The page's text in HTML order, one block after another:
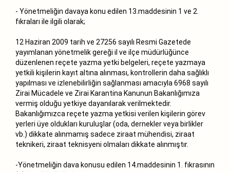
- Yönetmeliğin davaya konu edilen 13.maddesinin 1 ve 2.
fıkraları ile ilgili olarak;
12 Haziran 2009 tarih ve 27256 sayılı Resmi Gazetede
yayımlanan yönetmelik gereği il ve ilçe müdürlüğünce
düzenlenen reçete yazma yetki belgeleri, reçete yazmaya
yetkili kişilerin kayıt altına alınması, kontrollerin daha sağlıklı
yapılması ve izlenebilirliğin sağlanması amacıyla 6968 sayılı
Zirai Mücadele ve Zirai Karantina Kanunun Bakanlığımıza
vermiş olduğu yetkiye dayanılarak verilmektedir.
Bakanlığımızca reçete yazma yetkisi verilen kişilerin görev
yerleri üye oldukları kuruluşlar (oda, dernekler veya birlikler
vb.) dikkate alınmamış sadece ziraat mühendisi, ziraat
teknikeri, ziraat teknisyeni olmaları dikkate alınmıştır.
-Yönetmeliğin dava konusu edilen 14.maddesinin 1. fıkrasının